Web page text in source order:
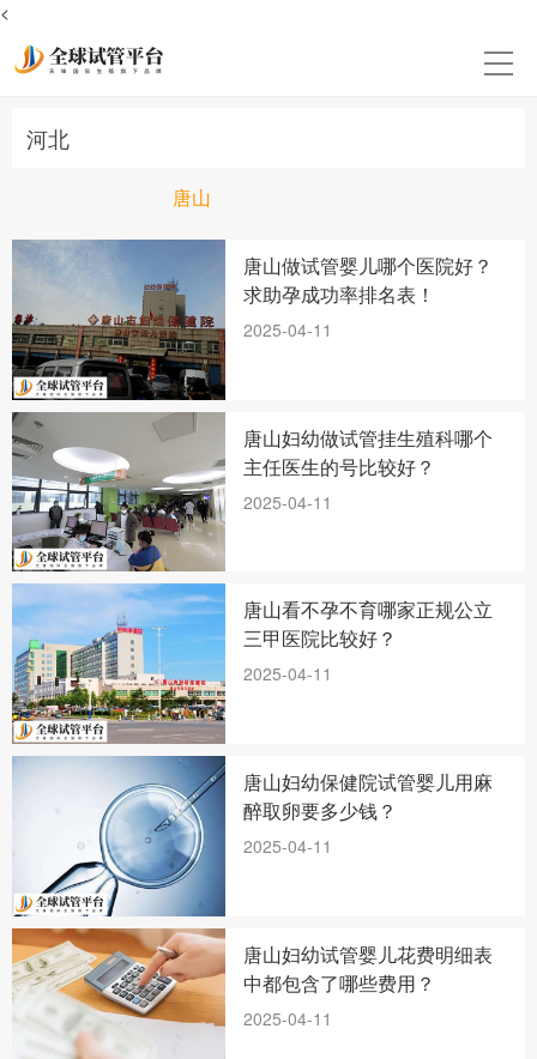
<
河北
唐山
唐山做试管婴儿哪个医院好？
求助孕成功率排名表！
2025-04-11
唐山妇幼做试管挂生殖科哪个
主任医生的号比较好？
2025-04-11
唐山看不孕不育哪家正规公立
三甲医院比较好？
2025-04-11
唐山妇幼保健院试管婴儿用麻
醉取卵要多少钱？
2025-04-11
唐山妇幼试管婴儿花费明细表
中都包含了哪些费用？
2025-04-11